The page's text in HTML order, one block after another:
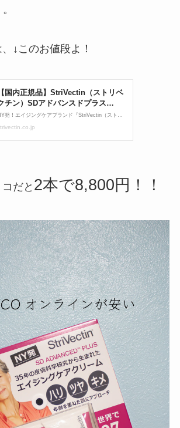
↓このお値段よ！
だと 2本で8,800円！！